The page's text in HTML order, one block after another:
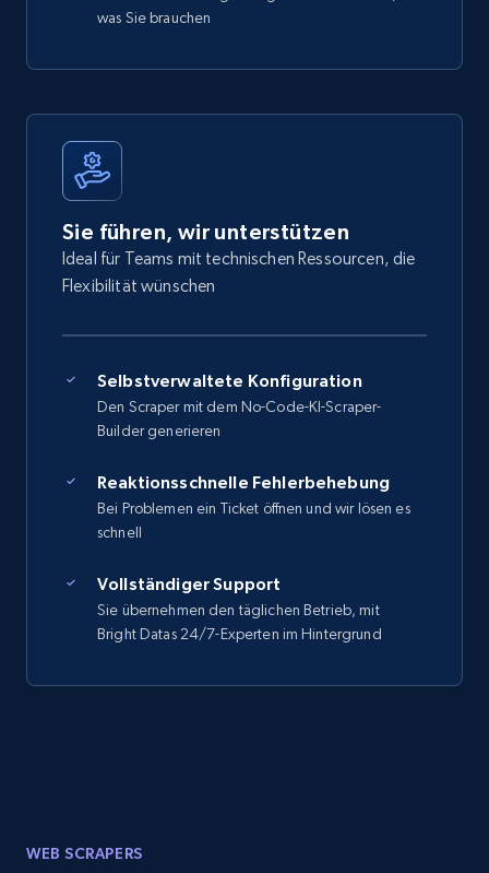
was Sie brauchen
Sie führen, wir unterstützen
Ideal für Teams mit technischen Ressourcen, die
Flexibilität wünschen
Selbstverwaltete Konfiguration
Den Scraper mit dem No-Code-KI-Scraper-
Builder generieren
Reaktionsschnelle Fehlerbehebung
Bei Problemen ein Ticket öffnen und wir lösen es
schnell
Vollständiger Support
Sie übernehmen den täglichen Betrieb, mit
Bright Datas 24/7-Experten im Hintergrund
WEB SCRAPERS